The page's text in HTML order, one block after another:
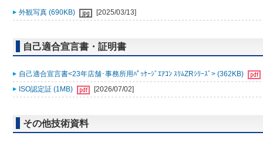
外観写真 (690KB) [2025/03/13]
自己適合宣言書・証明書
自己適合宣言書<23年店舗･事務所用ﾊﾟｯｹｰｼﾞｴｱｺﾝ ｽﾘﾑZRｼﾘｰｽﾞ> (362KB)
ISO認定証 (1MB)
[2026/07/02]
その他技術資料